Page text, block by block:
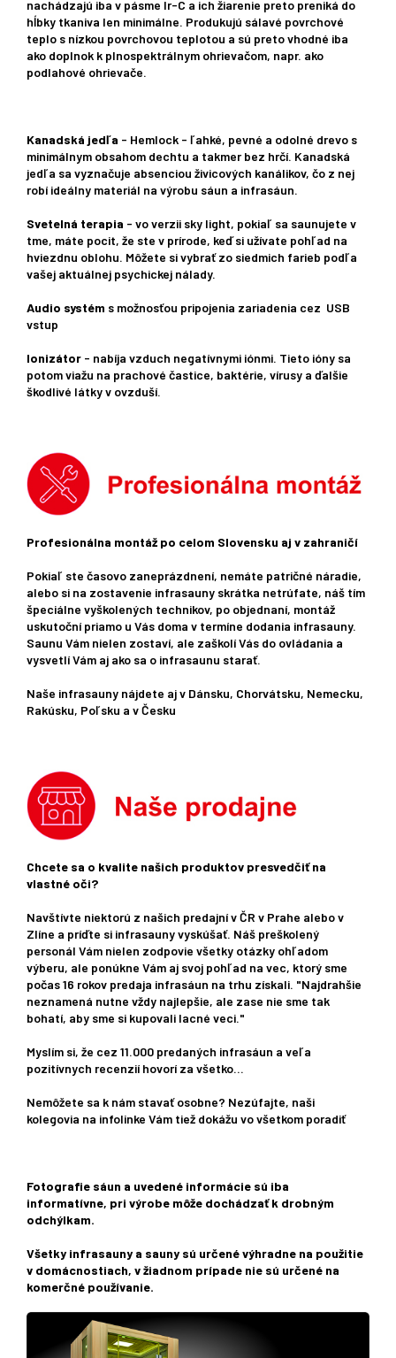
nachádzajú iba v pásme Ir-C a ich žiarenie preto preniká do
hĺbky tkaniva len minimálne. Produkujú sálavé povrchové
teplo s nízkou povrchovou teplotou a sú preto vhodné iba
ako doplnok k plnospektrálnym ohrievačom, napr. ako
podlahové ohrievače.
Kanadská jedľa - Hemlock - ľahké, pevné a odolné drevo s
minimálnym obsahom dechtu a takmer bez hrčí. Kanadská
jedľa sa vyznačuje absenciou živicových kanálikov, čo z nej
robí ideálny materiál na výrobu sáun a infrasáun.
Svetelná terapia - vo verzii sky light, pokiaľ sa saunujete v
tme, máte pocit, že ste v prírode, keď si užívate pohľad na
hviezdnu oblohu. Môžete si vybrať zo siedmich farieb podľa
vašej aktuálnej psychickej nálady.
Audio systém s možnosťou pripojenia zariadenia cez USB
vstup
Ionizátor - nabíja vzduch negatívnymi iónmi. Tieto ióny sa
potom viažu na prachové častice, baktérie, vírusy a ďalšie
škodlivé látky v ovzduší.
Profesionálna montáž po celom Slovensku aj v zahraničí
Pokiaľ ste časovo zaneprázdnení, nemáte patričné ​​náradie,
alebo si na zostavenie infrasauny skrátka netrúfate, náš tím
špeciálne vyškolených technikov, po objednaní, montáž
uskutoční priamo u Vás doma v termíne dodania infrasauny.
Saunu Vám nielen zostaví, ale zaškolí Vás do ovládania a
vysvetlí Vám aj ako sa o infrasaunu starať.
Naše infrasauny nájdete aj v Dánsku, Chorvátsku, Nemecku,
Rakúsku, Poľsku a v Česku
Chcete sa o kvalite našich produktov presvedčiť na
vlastné oči?
Navštívte niektorú z našich predajní v ČR v Prahe alebo v
Zlíne a príďte si infrasauny vyskúšať. Náš preškolený
personál Vám nielen zodpovie všetky otázky ohľadom
výberu, ale ponúkne Vám aj svoj pohľad na vec, ktorý sme
počas 16 rokov predaja infrasáun na trhu získali. "Najdrahšie
neznamená nutne vždy najlepšie, ale zase nie sme tak
bohatí, aby sme si kupovali lacné veci."
Myslím si, že cez 11.000 predaných infrasáun a veľa
pozitívnych recenzií hovorí za všetko...
Nemôžete sa k nám stavať osobne? Nezúfajte, naši
kolegovia na infolinke Vám tiež dokážu vo všetkom poradiť
Fotografie sáun a uvedené informácie sú iba
informatívne, pri výrobe môže dochádzať k drobným
odchýlkam.
Všetky infrasauny a sauny sú určené výhradne na použitie
v domácnostiach, v žiadnom prípade nie sú určené na
komerčné používanie.